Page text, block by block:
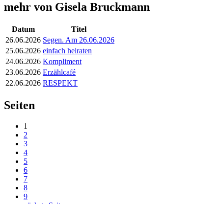
mehr von Gisela Bruckmann
Datum
Titel
26.06.2026 Segen. Am 26.06.2026
25.06.2026 einfach heiraten
24.06.2026 Kompliment
23.06.2026 Erzählcafé
22.06.2026 RESPEKT
Seiten
1
2
3
4
5
6
7
8
9